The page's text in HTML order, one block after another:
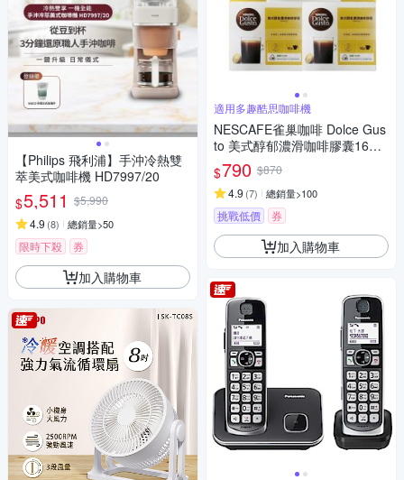
【Philips 飛利浦】手沖冷熱雙
萃美式咖啡機 HD7997/20
$5,511 $5,990
4.9 (8) 總銷量>50
限時下殺 券
加入購物車
適用多趣酷思咖啡機
NESCAFE雀巢咖啡 Dolce Gus
to 美式醇郁濃滑咖啡膠囊16顆
X3盒
$790 $870
4.9 (7) 總銷量>100
挑戰低價 券
加入購物車